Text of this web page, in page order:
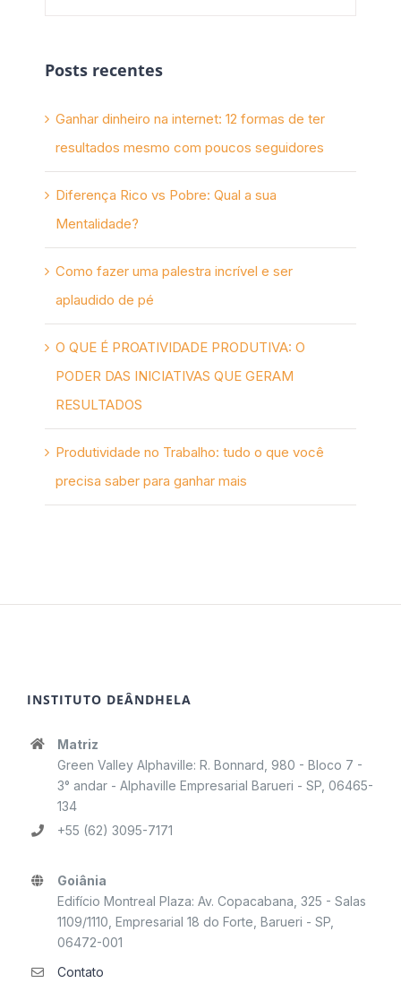
Posts recentes
Ganhar dinheiro na internet: 12 formas de ter
resultados mesmo com poucos seguidores
Diferença Rico vs Pobre: Qual a sua
Mentalidade?
Como fazer uma palestra incrível e ser
aplaudido de pé
O QUE É PROATIVIDADE PRODUTIVA: O
PODER DAS INICIATIVAS QUE GERAM
RESULTADOS
Produtividade no Trabalho: tudo o que você
precisa saber para ganhar mais
INSTITUTO DEÂNDHELA
Matriz
Green Valley Alphaville: R. Bonnard, 980 - Bloco 7 -
3° andar - Alphaville Empresarial Barueri - SP, 06465-
134
+55 (62) 3095-7171
Goiânia
Edifício Montreal Plaza: Av. Copacabana, 325 - Salas
1109/1110, Empresarial 18 do Forte, Barueri - SP,
06472-001
Contato